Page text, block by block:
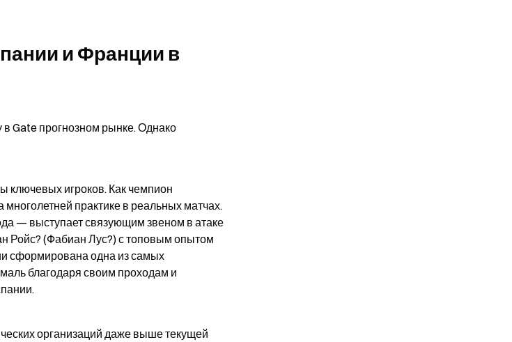
и Франции в
Gate прогнозном рынке. Однако
ключевых игроков. Как чемпион
практике в реальных матчах.
— выступает связующим звеном в атаке
Ройс? (Фабиан Лус?) с топовым опытом
сформирована одна из самых
благодаря своим проходам и
организаций даже выше текущей